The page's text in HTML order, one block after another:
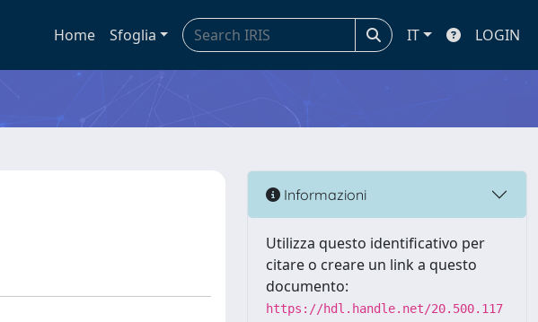
Home Sfoglia IT LOGIN
Informazioni
Utilizza questo identificativo per
citare o creare un link a questo
documento:
https://hdl.handle.net/20.500.117